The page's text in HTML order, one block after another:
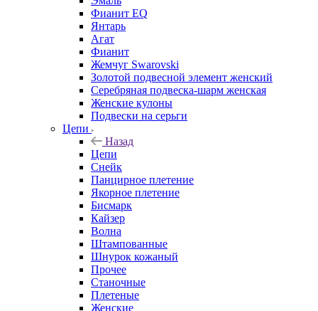
Фианит EQ
Янтарь
Агат
Фианит
Жемчуг Swarovski
Золотой подвесной элемент женcкий
Серебряная подвеска-шарм женская
Женские кулоны
Подвески на серьги
Цепи
Назад
Цепи
Снейк
Панцирное плетение
Якорное плетение
Бисмарк
Кайзер
Волна
Штампованные
Шнурок кожаный
Прочее
Станочные
Плетеные
Женские